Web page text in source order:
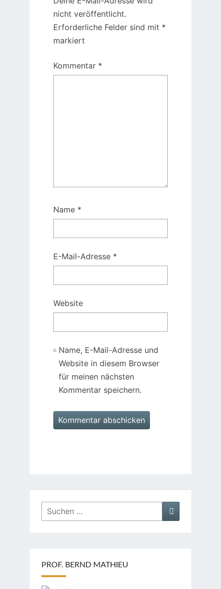
nicht veröffentlicht.
Erforderliche Felder sind mit *
markiert
Kommentar *
Name *
E-Mail-Adresse *
Website
Name, E-Mail-Adresse und
Website in diesem Browser
für meinen nächsten
Kommentar speichern.
Suchen
nach:
Suchen
PROF. BERND MATHIEU